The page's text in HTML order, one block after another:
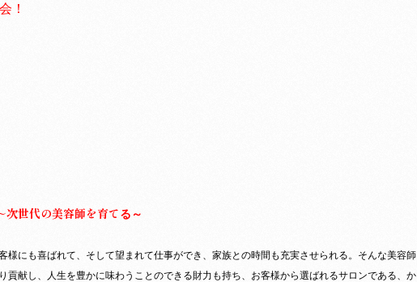
！
世代の美容師を育てる～
様にも喜ばれて、そして望まれて仕事ができ、家族との時間も充実させられる。そんな美容師
貢献し、人生を豊かに味わうことのできる財力も持ち、お客様から選ばれるサロンである、か